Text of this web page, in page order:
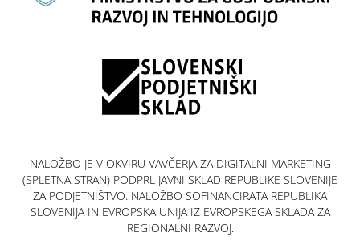
NALOŽBO JE V OKVIRU VAVČERJA ZA DIGITALNI MARKETING
(SPLETNA STRAN) PODPRL JAVNI SKLAD REPUBLIKE SLOVENIJE
ZA PODJETNIŠTVO. NALOŽBO SOFINANCIRATA REPUBLIKA
SLOVENIJA IN EVROPSKA UNIJA IZ EVROPSKEGA SKLADA ZA
REGIONALNI RAZVOJ.